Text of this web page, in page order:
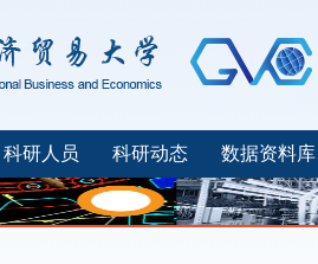
科研人员 科研动态 数据资料库